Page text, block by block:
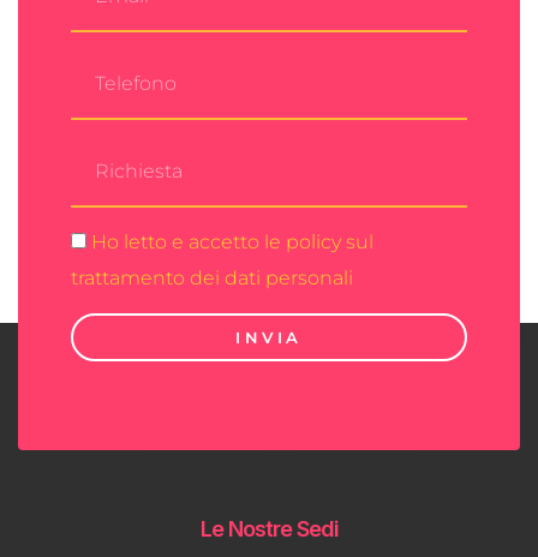
Ho letto e accetto le policy sul
trattamento dei dati personali
INVIA
Le Nostre Sedi